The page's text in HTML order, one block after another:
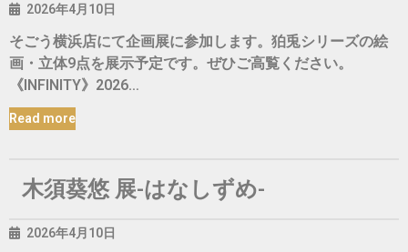
2026年4月10日
そごう横浜店にて企画展に参加します。狛兎シリーズの絵
画・立体9点を展示予定です。ぜひご高覧ください。
《INFINITY》2026…
Read more
木須葵悠 展-はなしずめ-
2026年4月10日